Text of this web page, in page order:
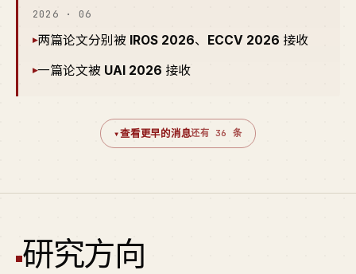
2026 · 06
▸两篇论文分别被 IROS 2026、 ECCV 2026 接收
▸一篇论文被 UAI 2026 接收
▾查看更早的消息还有 36 条
研究方向